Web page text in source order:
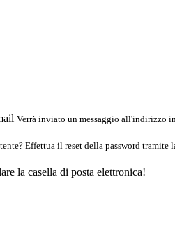
Verrà inviato un messaggio all'indirizzo
Effettua il reset della password tramite
la casella di posta elettronica!